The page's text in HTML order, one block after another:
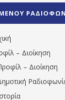
– Διοίκηση
– Διοίκηση